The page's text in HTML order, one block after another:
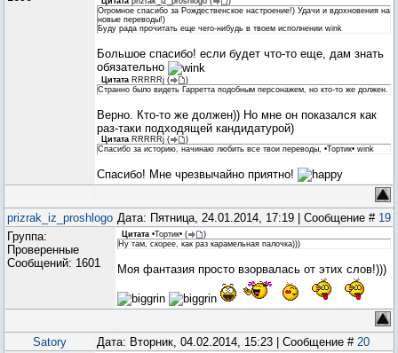
Огромное спасибо за Рождественское настроение!) Удачи и вдохновения на
новые переводы!)
Буду рада прочитать еще чего-нибудь в твоем исполнении wink
Большое спасибо! если будет что-то еще, дам знать
обязательно
Цитата RRRRRj (
)
Странно было видеть Гарретта подобным персонажем, но кто-то же должен.
Верно. Кто-то же должен)) Но мне он показался как
раз-таки подходящей кандидатурой)
Цитата RRRRRj (
)
Спасибо за историю, начинаю любить все твои переводы, •Тортик• wink
Спасибо! Мне чрезвычайно приятно!
prizrak_iz_proshlogo Дата: Пятница, 24.01.2014, 17:19 | Сообщение # 19
Группа:
Проверенные
Сообщений: 1601
Цитата •Тортик• (
)
Ну там, скорее, как раз карамельная палочка)))
Моя фантазия просто взорвалась от этих слов!)))
Satory Дата: Вторник, 04.02.2014, 15:23 | Сообщение # 20